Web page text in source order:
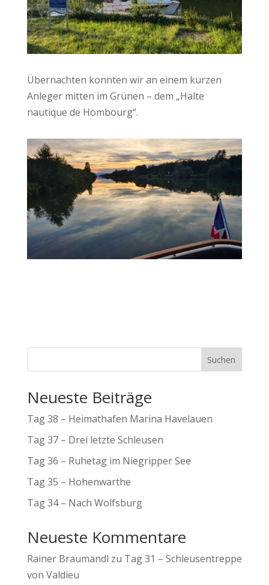
Übernachten konnten wir an einem kurzen
Anleger mitten im Grünen – dem „Halte
nautique de Hombourg“.
Suchen
Neueste Beiträge
Tag 38 – Heimathafen Marina Havelauen
Tag 37 – Drei letzte Schleusen
Tag 36 – Ruhetag im Niegripper See
Tag 35 – Hohenwarthe
Tag 34 – Nach Wolfsburg
Neueste Kommentare
Rainer Braumandl zu Tag 31 – Schleusentreppe
von Valdieu